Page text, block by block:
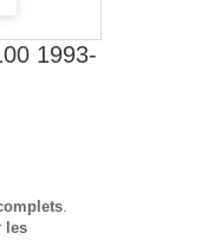
1993-
.
les